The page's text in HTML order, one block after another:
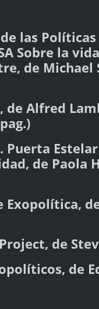
las
Sobre la vida
de Michael
de Alfred
Puerta
de Paola
Exopolítica,
de
de